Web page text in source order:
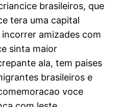
brasileiros, que
tera uma capital
amizades com
sinta maior
ala, tem paises
brasileiros e
voce